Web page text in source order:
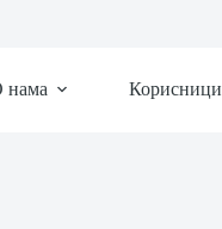
нама Корисници